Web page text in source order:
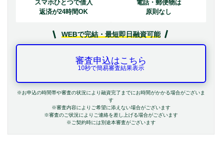
スマホひとつで借入
返済が24時間OK
電話・郵便物は
原則なし
WEBで完結・最短即日融資可能
審査申込はこちら
10秒で簡易審査結果表示
※お申込の時間帯や審査の状況により融資完了までにお時間がかかる場合がございま
す
※審査内容によりご希望に添えない場合がございます
※審査のご状況によりご連絡を差し上げる場合がございます
※ご契約時には別途本審査がございます